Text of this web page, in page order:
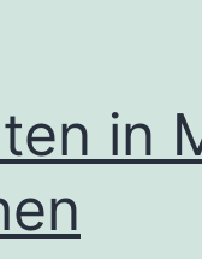
in